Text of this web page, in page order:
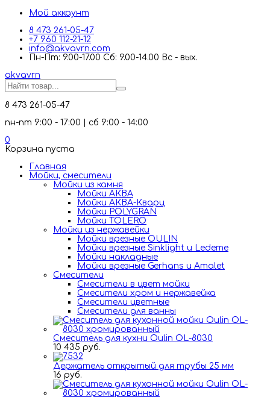
Мой аккаунт
8 473 261-05-47
+7 960 112-21-12
info@akvavrn.com
Пн-Пт: 9.00-17.00 Сб: 9.00-14.00 Вс - вых.
akvavrn
8 473 261-05-47
пн-пт 9:00 - 17:00 | сб 9:00 - 14:00
0
Корзина пуста
Главная
Мойки, смесители
Mойки из камня
Мойки АКВА
Мойки АКВА-Кварц
Мойки POLYGRAN
Мойки TOLERO
Мойки из нержавейки
Мойки врезные OULIN
Мойки врезные Sinklight и Ledeme
Мойки накладные
Мойки врезные Gerhans и Amalet
Смесители
Смесители в цвет мойки
Смесители хром и нержавейка
Смесители цветные
Смесители для ванны
Смеситель для кухни Oulin OL-8030
10 435 руб.
Держатель открытый для трубы 25 мм
16 руб.